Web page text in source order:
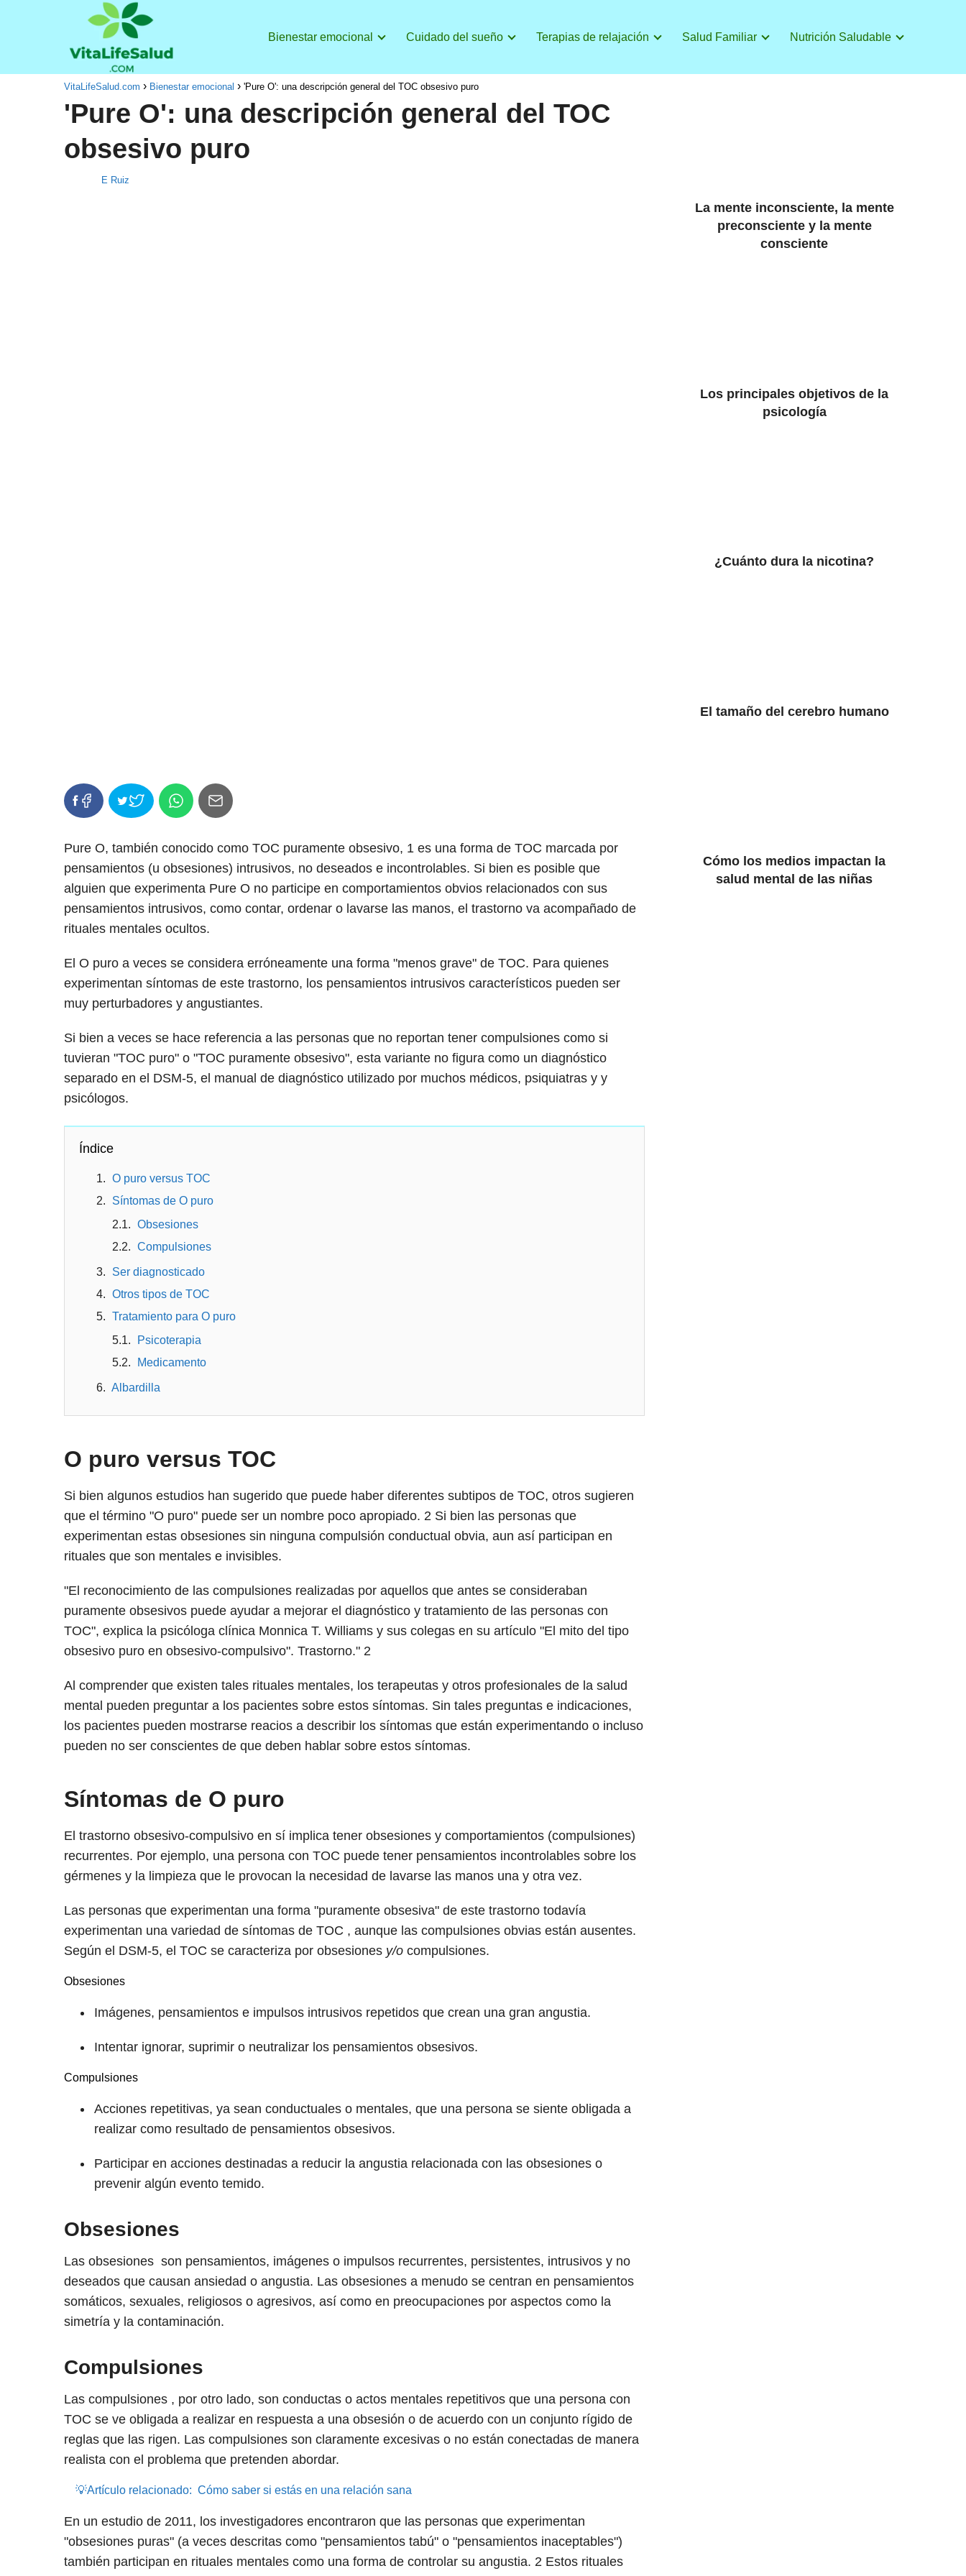
Bienestar emocional Cuidado del sueño Terapias de relajación Salud Familiar Nutrición Saludable
VitaLifeSalud.com Bienestar emocional 'Pure O': una descripción general del TOC obsesivo puro
'Pure O': una descripción general del TOC
obsesivo puro
E Ruiz
Pure O, también conocido como TOC puramente obsesivo, 1es una forma de TOC marcada por
pensamientos (u obsesiones) intrusivos, no deseados e incontrolables. Si bien es posible que
alguien que experimenta Pure O no participe en comportamientos obvios relacionados con sus
pensamientos intrusivos, como contar, ordenar o lavarse las manos, el trastorno va acompañado de
rituales mentales ocultos.
El O puro a veces se considera erróneamente una forma "menos grave" de TOC. Para quienes
experimentan síntomas de este trastorno, los pensamientos intrusivos característicos pueden ser
muy perturbadores y angustiantes.
Si bien a veces se hace referencia a las personas que no reportan tener compulsiones como si
tuvieran "TOC puro" o "TOC puramente obsesivo", esta variante no figura como un diagnóstico
separado en el DSM-5, el manual de diagnóstico utilizado por muchos médicos, psiquiatras y y
psicólogos.
Índice
O puro versus TOC
Síntomas de O puro
Obsesiones
Compulsiones
Ser diagnosticado
Otros tipos de TOC
Tratamiento para O puro
Psicoterapia
Medicamento
Albardilla
O puro versus TOC
Si bien algunos estudios han sugerido que puede haber diferentes subtipos de TOC, otros sugieren
que el término "O puro" puede ser un nombre poco apropiado. 2Si bien las personas que
experimentan estas obsesiones sin ninguna compulsión conductual obvia, aun así participan en
rituales que son mentales e invisibles.
"El reconocimiento de las compulsiones realizadas por aquellos que antes se consideraban
puramente obsesivos puede ayudar a mejorar el diagnóstico y tratamiento de las personas con
TOC", explica la psicóloga clínica Monnica T. Williams y sus colegas en su artículo "El mito del tipo
obsesivo puro en obsesivo-compulsivo". Trastorno." 2
Al comprender que existen tales rituales mentales, los terapeutas y otros profesionales de la salud
mental pueden preguntar a los pacientes sobre estos síntomas. Sin tales preguntas e indicaciones,
los pacientes pueden mostrarse reacios a describir los síntomas que están experimentando o incluso
pueden no ser conscientes de que deben hablar sobre estos síntomas.
Síntomas de O puro
El trastorno obsesivo-compulsivo en sí implica tener obsesiones y comportamientos (compulsiones)
recurrentes. Por ejemplo, una persona con TOC puede tener pensamientos incontrolables sobre los
gérmenes y la limpieza que le provocan la necesidad de lavarse las manos una y otra vez.
Las personas que experimentan una forma "puramente obsesiva" de este trastorno todavía
experimentan una variedad de síntomas de TOC , aunque las compulsiones obvias están ausentes.
Según el DSM-5, el TOC se caracteriza por obsesiones y/ocompulsiones.
Obsesiones
Imágenes, pensamientos e impulsos intrusivos repetidos que crean una gran angustia.
Intentar ignorar, suprimir o neutralizar los pensamientos obsesivos.
Compulsiones
Acciones repetitivas, ya sean conductuales o mentales, que una persona se siente obligada a
realizar como resultado de pensamientos obsesivos.
Participar en acciones destinadas a reducir la angustia relacionada con las obsesiones o
prevenir algún evento temido.
Obsesiones
Las obsesiones son pensamientos, imágenes o impulsos recurrentes, persistentes, intrusivos y no
deseados que causan ansiedad o angustia. Las obsesiones a menudo se centran en pensamientos
somáticos, sexuales, religiosos o agresivos, así como en preocupaciones por aspectos como la
simetría y la contaminación.
Compulsiones
Las compulsiones , por otro lado, son conductas o actos mentales repetitivos que una persona con
TOC se ve obligada a realizar en respuesta a una obsesión o de acuerdo con un conjunto rígido de
reglas que las rigen. Las compulsiones son claramente excesivas o no están conectadas de manera
realista con el problema que pretenden abordar.
💡Artículo relacionado: Cómo saber si estás en una relación sana
En un estudio de 2011, los investigadores encontraron que las personas que experimentan
"obsesiones puras" (a veces descritas como "pensamientos tabú" o "pensamientos inaceptables")
también participan en rituales mentales como una forma de controlar su angustia. 2Estos rituales
La mente inconsciente, la mente
preconsciente y la mente
consciente
Los principales objetivos de la
psicología
¿Cuánto dura la nicotina?
El tamaño del cerebro humano
Cómo los medios impactan la
salud mental de las niñas